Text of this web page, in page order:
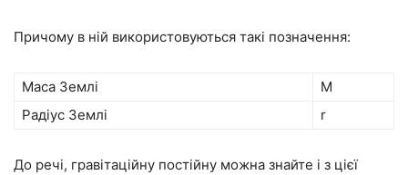
Причому в ній використовуються такі позначення:
Маса Землі
M
Радіус Землі
r
До речі, гравітаційну постійну можна знайте і з цієї